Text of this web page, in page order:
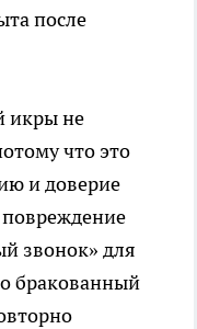
после
икры не
что это
и доверие
повреждение
звонок» для
бракованный